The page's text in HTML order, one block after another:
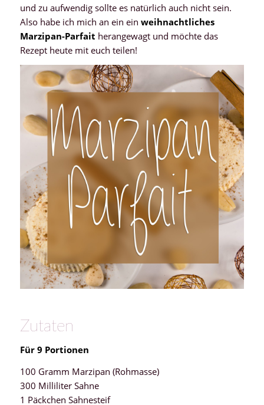
und zu aufwendig sollte es natürlich auch nicht sein.
Also habe ich mich an ein ein weihnachtliches
Marzipan-Parfait herangewagt und möchte das
Rezept heute mit euch teilen!
Zutaten
Für 9 Portionen
100 Gramm Marzipan (Rohmasse)
300 Milliliter Sahne
1 Päckchen Sahnesteif